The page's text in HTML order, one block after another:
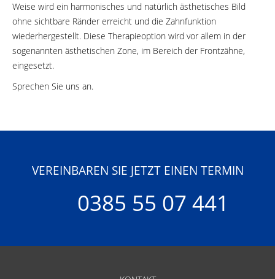
Weise wird ein harmonisches und natürlich ästhetisches Bild
ohne sichtbare Ränder erreicht und die Zahnfunktion
wiederhergestellt. Diese Therapieoption wird vor allem in der
sogenannten ästhetischen Zone, im Bereich der Frontzähne,
eingesetzt.
Sprechen Sie uns an.
VEREINBAREN SIE JETZT EINEN TERMIN
0385 55 07 441